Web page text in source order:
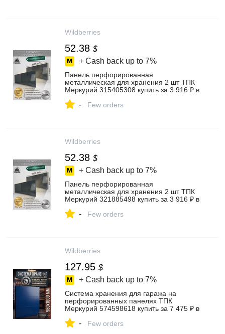
Wildberries
52.38 $
+ Cash back up to 7%
Панель перфорированная
металлическая для хранения 2 шт ТПК
Меркурий 315405308 купить за 3 916 ₽ в
- Few orders
Wildberries
52.38 $
+ Cash back up to 7%
Панель перфорированная
металлическая для хранения 2 шт ТПК
Меркурий 321885498 купить за 3 916 ₽ в
- Few orders
Wildberries
127.95 $
+ Cash back up to 7%
Система хранения для гаража на
перфорированных панелях ТПК
Меркурий 574598618 купить за 7 475 ₽ в
- Few orders